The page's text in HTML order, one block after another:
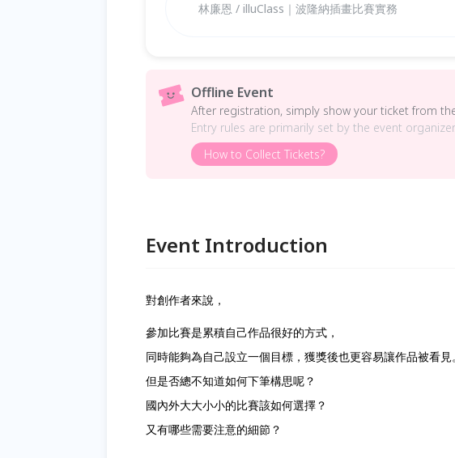
林廉恩 / illuClass｜波隆納插畫比賽實務
Offline Event
After registration, simply show your ticket from
Entry rules are primarily set by the event organizer.
How to Collect Tickets?
Event Introduction
對創作者來說，
參加比賽是累積自己作品很好的方式，
同時能夠為自己設立一個目標，獲獎後也更容易讓作品被看見
但是否總不知道如何下筆構思呢？
國內外大大小小的比賽該如何選擇？
又有哪些需要注意的細節？